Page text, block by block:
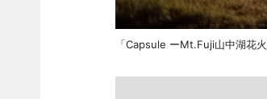
「Capsule ーMt.Fuji山中湖花